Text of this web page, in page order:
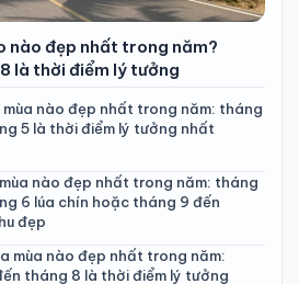
nào đẹp nhất trong năm?
là thời điểm lý tưởng
mùa nào đẹp nhất trong năm: tháng
5 là thời điểm lý tưởng nhất
nào đẹp nhất trong năm: tháng
6 lúa chín hoặc tháng 9 đến
đẹp
mùa nào đẹp nhất trong năm:
tháng 8 là thời điểm lý tưởng